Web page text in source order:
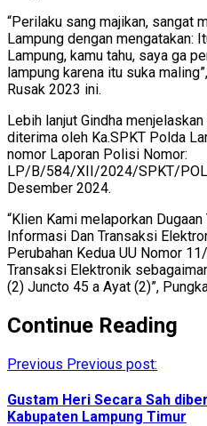
“Perilaku sang majikan, sangat
Lampung dengan mengatakan:
Lampung, kamu tahu, saya ga
lampung karena itu suka
Rusak 2023 ini.
Lebih lanjut Gindha
diterima oleh Ka.SPKT Polda
nomor Laporan Polisi Nomor:
LP/B/584/XII/2024/SPKT/
Desember 2024.
“Klien Kami melaporkan
Informasi Dan Transaksi
Perubahan Kedua UU Nomor
Transaksi Elektronik
(2) Juncto 45 a Ayat (2)”,
Continue Reading
Previous Previous post:
Gustam Heri Secara Sah
Kabupaten Lampung Timur